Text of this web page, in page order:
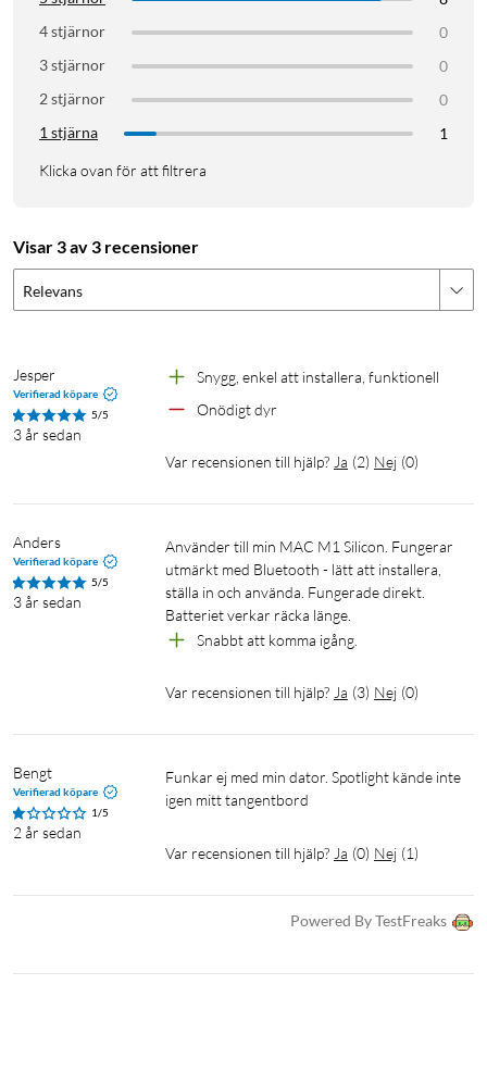
4 stjärnor
0
3 stjärnor
0
2 stjärnor
0
1 stjärna
1
Klicka ovan för att filtrera
Visar 3 av 3 recensioner
Relevans
Jesper
Verifierad köpare
5/5
3 år sedan
Snygg, enkel att installera, funktionell
Onödigt dyr
Var recensionen till hjälp? Ja (2) Nej (0)
Anders
Verifierad köpare
5/5
3 år sedan
Använder till min MAC M1 Silicon. Fungerar
utmärkt med Bluetooth - lätt att installera,
ställa in och använda. Fungerade direkt.
Batteriet verkar räcka länge.
Snabbt att komma igång.
Var recensionen till hjälp? Ja (3) Nej (0)
Bengt
Verifierad köpare
1/5
2 år sedan
Funkar ej med min dator. Spotlight kände inte
igen mitt tangentbord
Var recensionen till hjälp? Ja (0) Nej (1)
Powered By TestFreaks